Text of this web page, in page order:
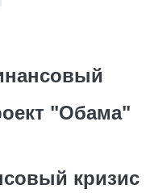
"Обама"
кризис